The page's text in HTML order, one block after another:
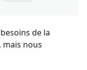
de la
mais nous